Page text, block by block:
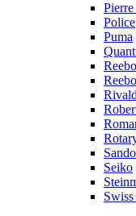
Police
Puma
Seiko